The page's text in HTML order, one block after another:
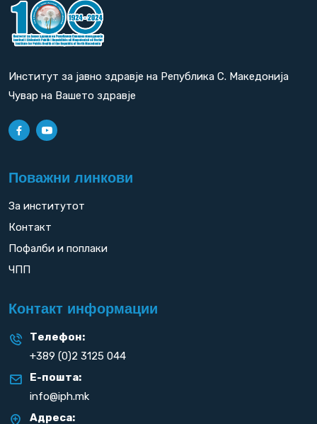
Институт за јавно здравје на Република С. Македонија
Чувар на Вашето здравје
Поважни линкови
За институтот
Контакт
Пофалби и поплаки
ЧПП
Контакт информации
Телефон:
+389 (0)2 3125 044
Е-пошта:
info@iph.mk
Адреса: